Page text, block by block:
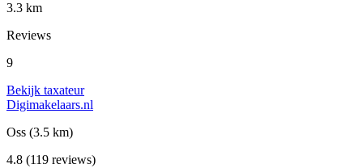
3.3 km
Reviews
9
Bekijk taxateur
Digimakelaars.nl
Oss (3.5 km)
4.8 (119 reviews)